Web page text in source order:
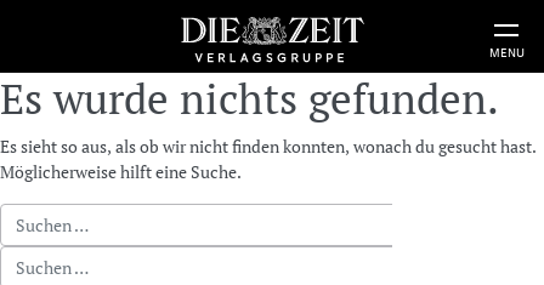
MENU
Es wurde nichts gefunden.
Es sieht so aus, als ob wir nicht finden konnten, wonach du gesucht hast.
Möglicherweise hilft eine Suche.
Suche nach:
Suche nach: